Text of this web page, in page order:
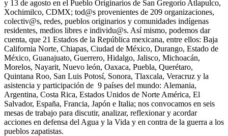
y 13 de agosto en el Pueblo Originarios de San Gregorio Atlapulco,
Xochimilco, CDMX; tod@s provenientes de 209 organizaciones,
colectiv@s, redes, pueblos originarios y comunidades indígenas
residentes, medios libres e individu@s. Así mismo, podemos dar
cuenta, que 21 Estados de la República mexicana, entre ellos: Baja
California Norte, Chiapas, Ciudad de México, Durango, Estado de
México, Guanajuato, Guerrero, Hidalgo, Jalisco, Michoacán,
Morelos, Nayarit, Nuevo león, Oaxaca, Puebla, Querétaro,
Quintana Roo, San Luis Potosí, Sonora, Tlaxcala, Veracruz y la
asistencia y participación de 9 países del mundo: Alemania,
Argentina, Costa Rica, Estados Unidos de Norte América, El
Salvador, España, Francia, Japón e Italia; nos convocamos en seis
mesas de trabajo para discutir, analizar, reflexionar y acordar
acciones en defensa del Agua y la Vida y en contra de la guerra a los
pueblos zapatistas.